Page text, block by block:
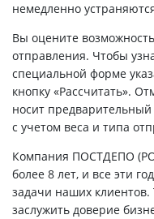
немедленно
Вы оцените
отправления. Чтобы
специальной форме
кнопку «Рассчитать».
носит предварительный
с учетом веса и типа
Компания ПОСТДЕПО
более 8 лет, и все эти
задачи наших
заслужить доверие